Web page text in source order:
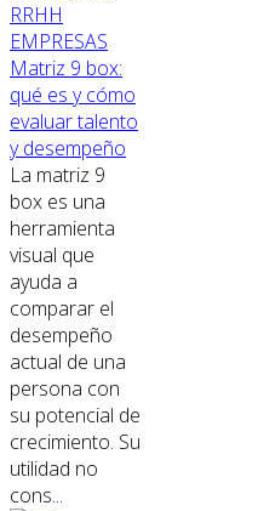
RRHH
EMPRESAS
Matriz 9 box:
qué es y cómo
evaluar talento
y desempeño
La matriz 9
box es una
herramienta
visual que
ayuda a
comparar el
desempeño
actual de una
persona con
su potencial de
crecimiento. Su
utilidad no
cons...